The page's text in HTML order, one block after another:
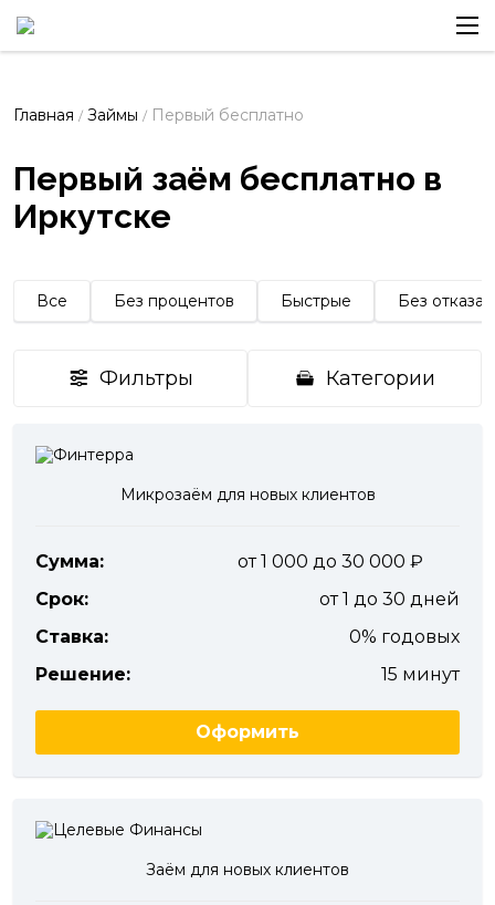
Главная / Займы / Первый бесплатно
Первый заём бесплатно в
Иркутске
Все Без процентов Быстрые Без отказа
Фильтры Категории
Микрозаём для новых клиентов
Сумма:
от 1 000 до 30 000
Срок:
от 1 до 30 дней
Ставка:
0% годовых
Решение:
15 минут
Оформить
Заём для новых клиентов